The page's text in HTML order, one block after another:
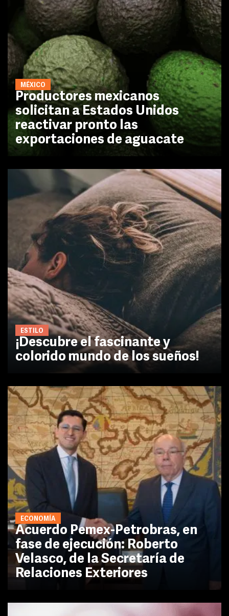
MÉXICO
Productores mexicanos
solicitan a Estados Unidos
reactivar pronto las
exportaciones de aguacate
ESTILO
¡Descubre el fascinante y
colorido mundo de los sueños!
ECONOMÍA
Acuerdo Pemex-Petrobras, en
fase de ejecución: Roberto
Velasco, de la Secretaría de
Relaciones Exteriores